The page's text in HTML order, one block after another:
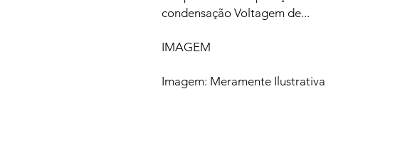
condensação Voltagem de...
IMAGEM
Imagem: Meramente Ilustrativa